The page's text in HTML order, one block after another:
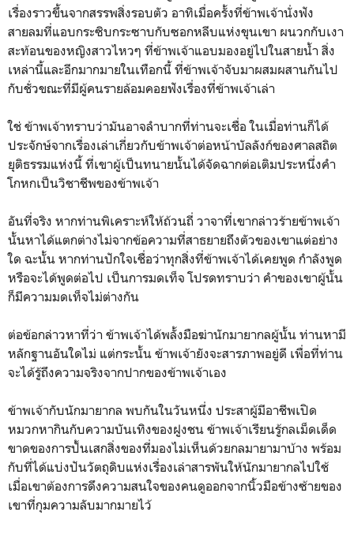
เรื่องราวขึ้นจากสรรพสิ่งรอบตัว อาทิเมื่อครั้งที่ข้าพเจ้านั่งฟัง
สายลมที่แอบกระซิบกระซาบกับซอกหลีบแห่งขุนเขา ผนวกกับเงา
สะท้อนของหญิงสาวไหวๆ ที่ข้าพเจ้าแอบมองอยู่ไปในสายน้ำ สิ่ง
เหล่านี้และอีกมากมายในเทือกนี้ ที่ข้าพเจ้าจับมาผสมผสานกันไป
กับชั่วขณะที่มีผู้คนรายล้อมคอยฟังเรื่องที่ข้าพเจ้าเล่า
ใช่ ข้าพเจ้าทราบว่ามันอาจลำบากที่ท่านจะเชื่อ ในเมื่อท่านก็ได้
ประจักษ์จากเรื่องเล่าเกี่ยวกับข้าพเจ้าต่อหน้าบัลลังก์ของศาลสถิต
ยุติธรรมแห่งนี้ ที่เขาผู้เป็นทนายนั้นได้จัดฉากต่อเติมประหนึ่งคำ
โกหกเป็นวิชาชีพของข้าพเจ้า
อันที่จริง หากท่านพิเคราะห์ให้ถ้วนถี่ วาจาที่เขากล่าวร้ายข้าพเจ้า
นั้นหาได้แตกต่างไม่จากข้อความที่สาธยายถึงตัวของเขาแต่อย่าง
ใด ฉะนั้น หากท่านปักใจเชื่อว่าทุกสิ่งที่ข้าพเจ้าได้เคยพูด กำลังพูด
หรือจะได้พูดต่อไป เป็นการมดเท็จ โปรดทราบว่า คำของเขาผู้นั้น
ก็มีความมดเท็จไม่ต่างกัน
ต่อข้อกล่าวหาที่ว่า ข้าพเจ้าได้พลั้งมือฆ่านักมายากลผู้นั้น ท่านหามี
หลักฐานอันใดไม่ แต่กระนั้น ข้าพเจ้ายังจะสารภาพอยู่ดี เพื่อที่ท่าน
จะได้รู้ถึงความจริงจากปากของข้าพเจ้าเอง
ข้าพเจ้ากับนักมายากล พบกันในวันหนึ่ง ประสาผู้มีอาชีพเปิด
หมวกหากินกับความบันเทิงของฝูงชน ข้าพเจ้าเรียนรู้กลเม็ดเด็ด
ขาดของการปั้นเสกสิ่งของที่มองไม่เห็นด้วยกลมายามาบ้าง พร้อม
กับที่ได้แบ่งปันวัตถุดิบแห่งเรื่องเล่าสารพันให้นักมายากลไปใช้
เมื่อเขาต้องการดึงความสนใจของคนดูออกจากนิ้วมือข้างซ้ายของ
เขาที่กุมความลับมากมายไว้